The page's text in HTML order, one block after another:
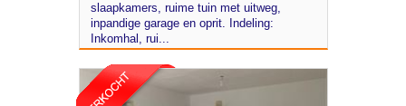
slaapkamers, ruime tuin met uitweg,
inpandige garage en oprit. Indeling:
Inkomhal, rui...